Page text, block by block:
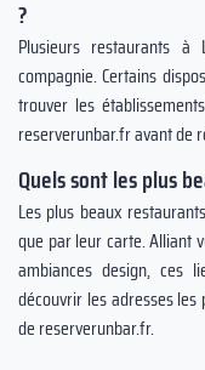
?
Plusieurs restaurants
compagnie. Certains
trouver les
reserverunbar.fr avant de
Quels sont les plus
Les plus beaux
que par leur carte. Alliant
ambiances design, ces
découvrir les adresses
de reserverunbar.fr.